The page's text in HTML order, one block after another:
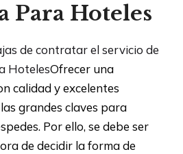
Para Hoteles
de contratar el servicio de
HotelesOfrecer una
calidad y excelentes
grandes claves para
Por ello, se debe ser
de decidir la forma de